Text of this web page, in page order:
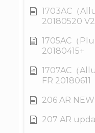
1703AC（
20180520 V2
1705AC（
20180415+
1707AC（
FR 20180611
206 AR
207 AR